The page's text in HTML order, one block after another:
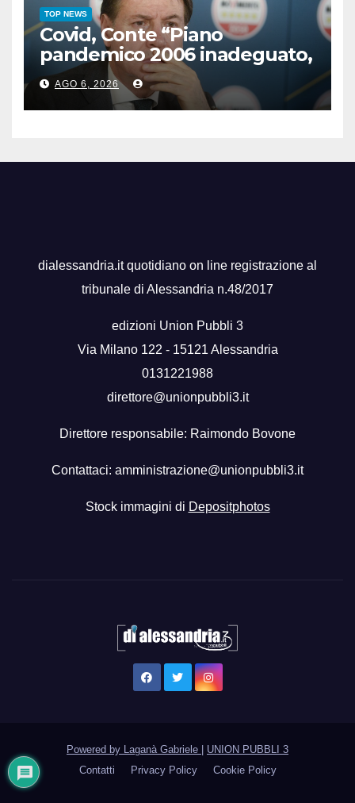
TOP NEWS
Covid, Conte “Piano
pandemico 2006 inadeguato,
virus senza precedenti”
AGO 6, 2026
dialessandria.it quotidiano on line registrazione al
tribunale di Alessandria n.48/2017
edizioni Union Pubbli 3
Via Milano 122 - 15121 Alessandria
0131221988
direttore@unionpubbli3.it
Direttore responsabile: Raimondo Bovone
Contattaci: amministrazione@unionpubbli3.it
Stock immagini di Depositphotos
Powered by Laganà Gabriele
UNION PUBBLI 3
Contatti
Privacy Policy Cookie Policy